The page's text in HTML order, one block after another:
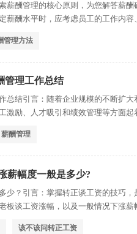
薪酬管理的核心原则，为您解答薪
薪酬水平时，应考虑员工的工作内
与同行业、同地区的其他公司相当。
管理方法
管理工作总结
总结引言：随着企业规模的不断扩
激励、人才吸引和绩效管理等方面
策略应与企业的战略目标相一致，同
薪酬管理
薪幅度一般是多少?
少？引言：掌握转正谈工资的技巧
板谈工资涨幅，以及一般情况下涨
该不该问转正工资